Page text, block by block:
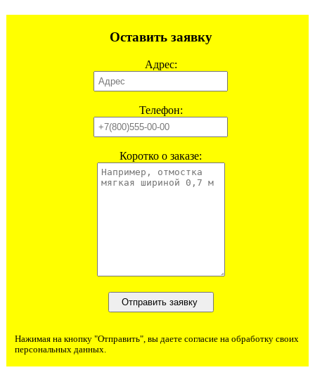
Оставить заявку
Адрес:
Телефон:
Коротко о заказе:
Нажимая на кнопку "Отправить", вы даете согласие на обработку своих
персональных данных.